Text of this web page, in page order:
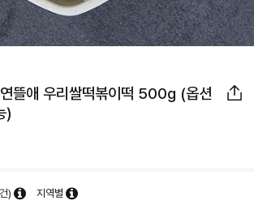
뜰애 우리쌀떡볶이떡 500g (옵션
)
)
지역별